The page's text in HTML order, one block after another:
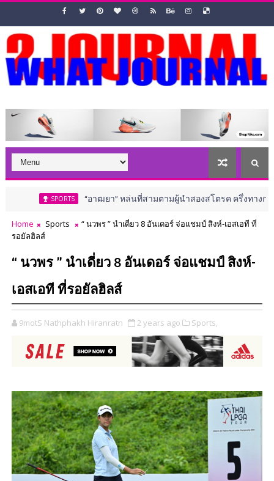
“อาฒยา” หล่นที่สามตามผู้นำสองสโตรค ครึ่งทางกอล์ฟ เอไอจี วี
Home Sports
“ นวพร ” นำเดี่ยว 8 อันเดอร์ จ่อแชมป์ สิงห์-เอสเอที ที่
รอยัลฮิลส์
“ นวพร ” นำเดี่ยว 8 อันเดอร์ จ่อแชมป์ สิงห์-
เอสเอที ที่รอยัลฮิลส์
9motS Nathphakh Hiranratn 2 years ago Sports,